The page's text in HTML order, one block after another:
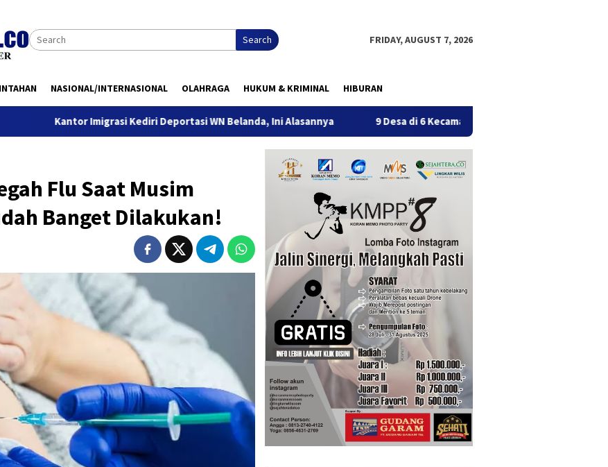
Search FRIDAY, AUGUST 7, 2026
NASIONAL/INTERNASIONAL OLAHRAGA HUKUM & KRIMINAL HIBURAN
Imigrasi Kediri Deportasi WN Belanda, Ini Alasannya 9 Desa di 6 Kecamatan Tulungagung Alami Kekeringan
Flu Saat Musim
Banget Dilakukan!